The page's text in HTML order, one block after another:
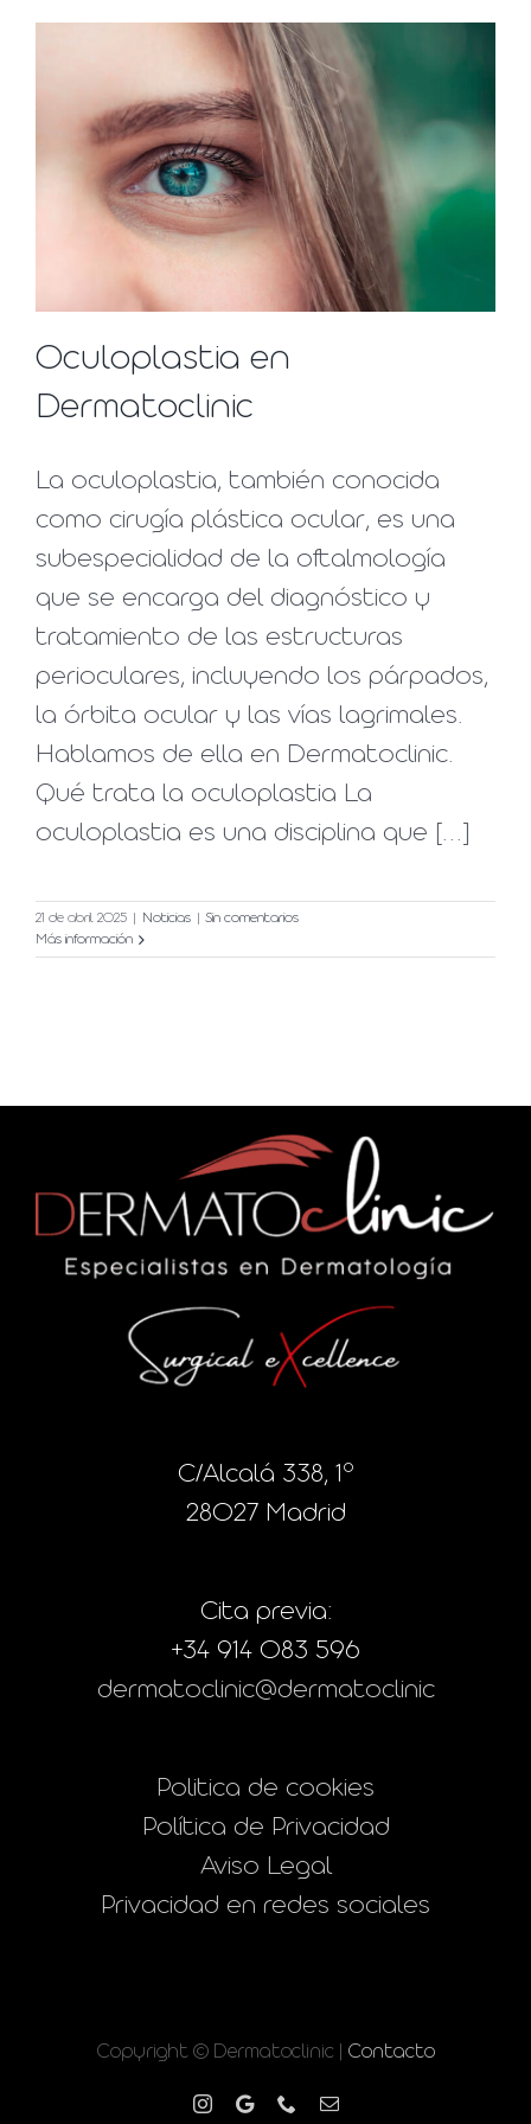
Oculoplastia en
Dermatoclinic
​La oculoplastia, también conocida
como cirugía plástica ocular, es una
subespecialidad de la oftalmología
que se encarga del diagnóstico y
tratamiento de las estructuras
perioculares, incluyendo los párpados,
la órbita ocular y las vías lagrimales.
Hablamos de ella en Dermatoclinic.
Qué trata la oculoplastia La
oculoplastia es una disciplina que [...]
21 de abril 2025 Noticias
Sin comentarios
Más información
C/Alcalá 338, 1º
28027 Madrid
Cita previa:
+34 914 083 596
dermatoclinic@dermatoclinic
Politica de cookies
Política de Privacidad
Aviso Legal
Privacidad en redes sociales
Copyright © Dermatoclinic | Contacto
Instagram
Google PhoneCorreo